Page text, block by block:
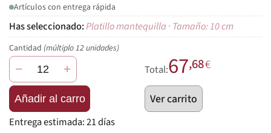
Artículos con entrega rápida
Platillo mantequilla · Tamaño: 10 cm
Cantidad (múltiplo 12 unidades)
− +
Añadir al carro
Total:67,68€
Ver carrito
Entrega estimada:21 días